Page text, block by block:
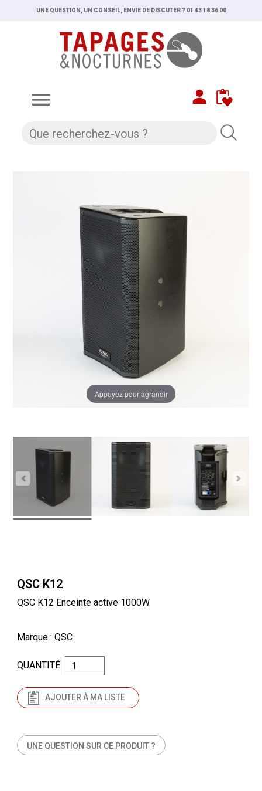
UNE QUESTION, UN CONSEIL, ENVIE DE DISCUTER ? 01 43 18 36 00

Appuyez pour agrandir
QSC K12
QSC K12 Enceinte active 1000W
Marque : QSC
UNE QUESTION SUR CE PRODUIT ?
QUANTITÉ
AJOUTER À MA LISTE